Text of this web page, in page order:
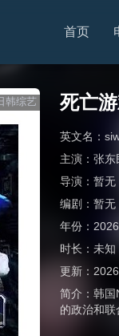
首页
韩综艺 死亡
英文名：
主演： 张东
导演： 暂无
编剧： 暂无
年份：
时长： 未知
更新：
简介： 韩国
的政治和